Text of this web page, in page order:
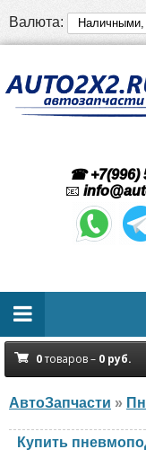
Валюта:
☎ +7(996)
📧
0товаров – 0 руб.
АвтоЗапчасти »
Купить